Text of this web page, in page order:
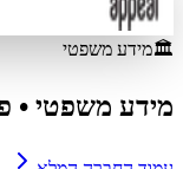
🏛️מידע משפטי
מידע משפטי •